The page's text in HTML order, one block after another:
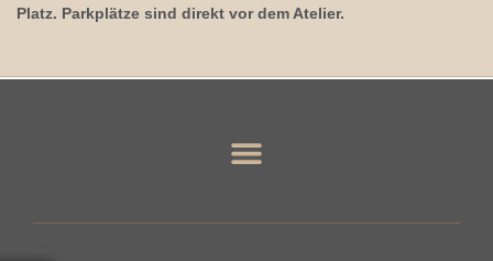
Platz. Parkplätze sind direkt vor dem Atelier.